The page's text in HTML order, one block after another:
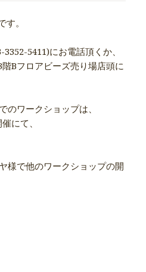
。
5411)にお電話頂くか、
Bフロアビーズ売り場店頭に
のワークショップは、
にて、
様で他のワークショップの開